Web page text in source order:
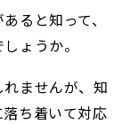
ると知って、
ょうか。
ませんが、知
ち着いて対応